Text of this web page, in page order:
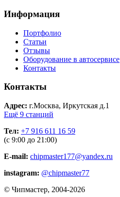
Информация
Портфолио
Статьи
Отзывы
Оборудование в автосервисе
Контакты
Контакты
Адрес: г.Москва, Иркутская д.1
Ещё 9 станций
Тел: +7 916 611 16 59
(с 9:00 до 21:00)
E-mail: chipmaster177@yandex.ru
instagram: @chipmaster77
© Чипмастер, 2004-2026